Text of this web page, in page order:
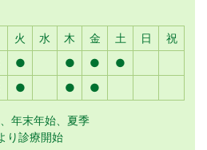
月曜日
火 火曜日
水 水曜日
木 木曜日
金金曜日
土土曜日
日 日曜日
祝
● ● ●
●
● ● ●
年末年始、夏季
り診療開始